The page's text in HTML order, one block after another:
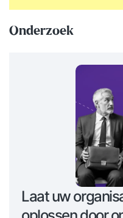
Onderzoek
Laat uw